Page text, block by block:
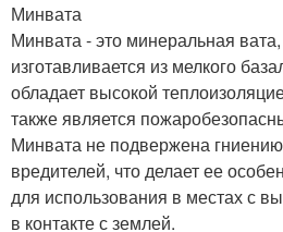
Минвата
Минвата - это минеральная
изготавливается из мелкого
обладает высокой
также является
Минвата не подвержена
вредителей, что делает ее
для использования в местах с
в контакте с землей.